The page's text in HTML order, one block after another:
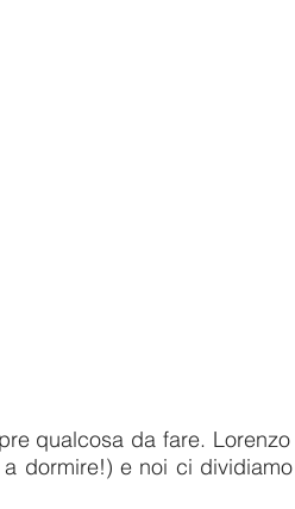
qualcosa da fare.
dormire!) e noi ci